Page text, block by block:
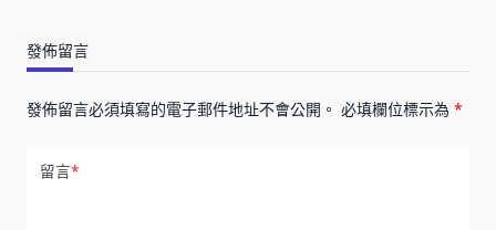
發佈留言
發佈留言必須填寫的電子郵件地址不會公開。 必填欄位標示為 *
留言*